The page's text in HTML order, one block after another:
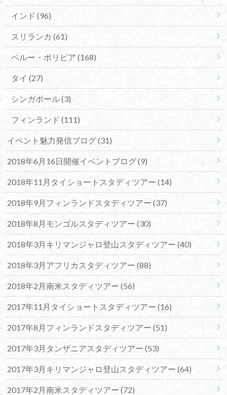
インド (96)
スリランカ (61)
ペルー・ボリビア (168)
タイ (27)
シンガポール(3)
フィンランド (111)
イベント魅力発信ブログ(31)
2018年6月16日開催イベントブログ(9)
2018年11月タイショートスタディツアー (14)
2018年9月フィンランドスタディツアー (37)
2018年8月モンゴルスタディツアー (30)
2018年3月キリマンジャロ登山スタディツアー (40)
2018年3月アフリカスタディツアー (88)
2018年2月南米スタディツアー (56)
2017年11月タイショートスタディツアー (16)
2017年8月フィンランドスタディツアー (51)
2017年3月タンザニアスタディツアー (53)
2017年3月キリマンジャロ登山スタディツアー (64)
2017年2月南米スタディツアー (72)